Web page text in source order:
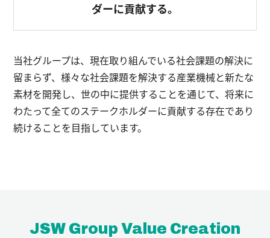
ダーに貢献する。
当社グループは、現在取り組んでいる社会課題の解決に
留まらず、様々な社会課題を解決する産業機械と新たな
素材を開発し、世の中に提供することを通じて、将来に
わたって全てのステークホルダーに貢献する存在であり
続けることを目指しています。
JSW Group Value Creation